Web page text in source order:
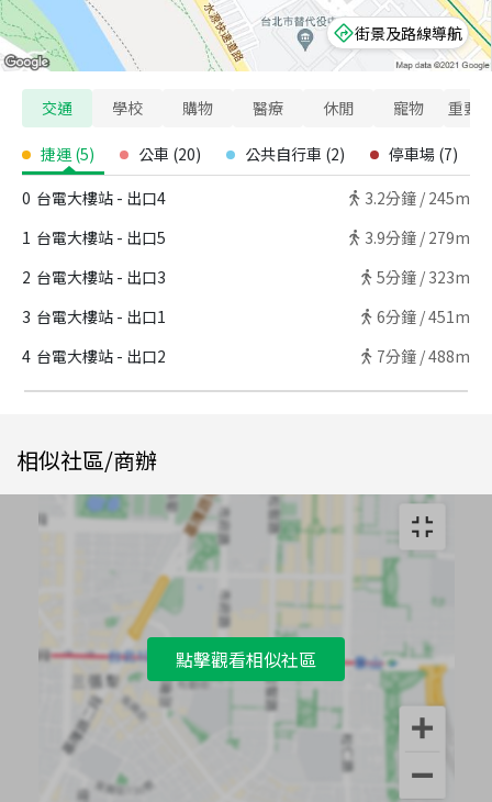
街景及路線導航
交通 學校 購物 醫療 休閒 寵物 重要
捷運 (5) 公車 (20) 公共自行車 (2) 停車場 (7)
0 台電大樓站 - 出口4 3.2分鐘 / 245m
1 台電大樓站 - 出口5 3.9分鐘 / 279m
2 台電大樓站 - 出口3 5分鐘 / 323m
3 台電大樓站 - 出口1 6分鐘 /451m
4 台電大樓站 - 出口2 7分鐘 /488m
相似社區/商辦
點擊觀看相似社區